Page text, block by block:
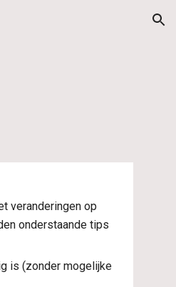
veranderingen op
onderstaande tips
is (zonder mogelijke